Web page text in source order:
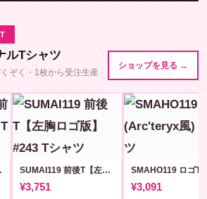
ルTシャツ
ぞく・1枚から受注生産
ショップを見る →
SUMAI119 前後T【左胸ロゴ版】#243
¥3,751 ¥3,091